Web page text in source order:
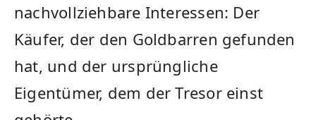
nachvollziehbare Interessen: Der
Käufer, der den Goldbarren gefunden
hat, und der ursprüngliche
Eigentümer, dem der Tresor einst